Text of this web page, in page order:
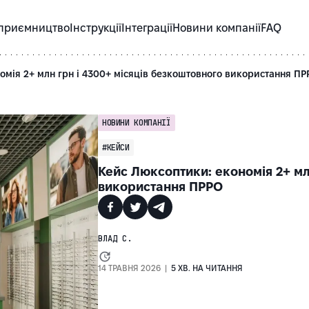
Інструкції ІнтеграціїНовини компаніїFAQ
2+ млн грн і 4300+ місяців безкоштовного використання
НОВИНИ КОМПАНІЇ
#КЕЙСИ
Кейс Люксоптики: економія 2+
використання ПРРО
ВЛАД С.
14 ТРАВНЯ 2026 | 5 ХВ. НА ЧИТАННЯ